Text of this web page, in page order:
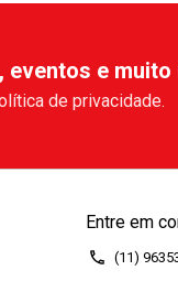
e muito
de privacidade.
Entre em
(11)